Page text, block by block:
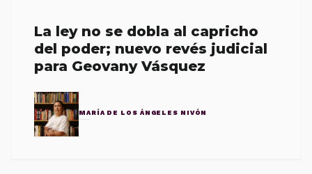
La ley no se dobla al capricho
del poder; nuevo revés judicial
para Geovany Vásquez
MARÍA DE LOS ÁNGELES NIVÓN